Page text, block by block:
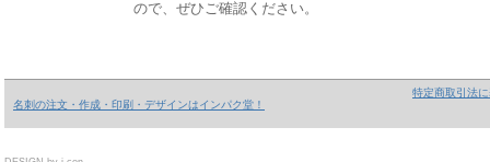
ので、ぜひご確認ください。
名刺の注文・作成・印刷・デザインはインパク堂！
特定商取引法